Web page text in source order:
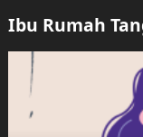
Ibu Rumah